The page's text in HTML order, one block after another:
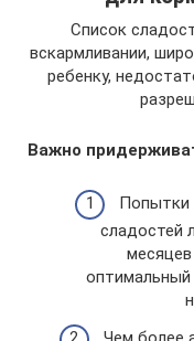
Список
вскармливании,
ребенку,
Важно
Попытки
сладостей